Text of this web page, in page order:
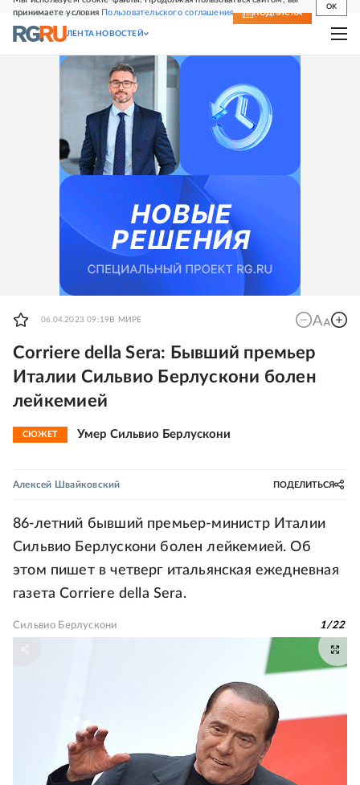
принимаете условия Пользовательского соглашения
OK
СВЕЖИЙ НОМЕР ПОДПИСКА
ЛЕНТА НОВОСТЕЙ
06.04.2023 09:19 В МИРЕ
Corriere della Sera: Бывший премьер
Италии Сильвио Берлускони болен
лейкемией
СЮЖЕТ Умер Сильвио Берлускони
Алексей Швайковский ПОДЕЛИТЬСЯ
86-летний бывший премьер-министр Италии
Сильвио Берлускони болен лейкемией. Об
этом пишет в четверг итальянская ежедневная
газета Corriere della Sera.
Сильвио Берлускони 1/22